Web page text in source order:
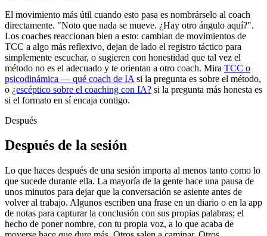
El movimiento más útil cuando esto pasa es nombrárselo al coach
directamente. "Noto que nada se mueve. ¿Hay otro ángulo aquí?".
Los coaches reaccionan bien a esto: cambian de movimientos de
TCC a algo más reflexivo, dejan de lado el registro táctico para
simplemente escuchar, o sugieren con honestidad que tal vez el
método no es el adecuado y te orientan a otro coach. Mira TCC o
psicodinámica — qué coach de IA si la pregunta es sobre el método,
o ¿escéptico sobre el coaching con IA? si la pregunta más honesta es
si el formato en sí encaja contigo.
Después
Después de la sesión
Lo que haces después de una sesión importa al menos tanto como lo
que sucede durante ella. La mayoría de la gente hace una pausa de
unos minutos para dejar que la conversación se asiente antes de
volver al trabajo. Algunos escriben una frase en un diario o en la app
de notas para capturar la conclusión con sus propias palabras; el
hecho de poner nombre, con tu propia voz, a lo que acaba de